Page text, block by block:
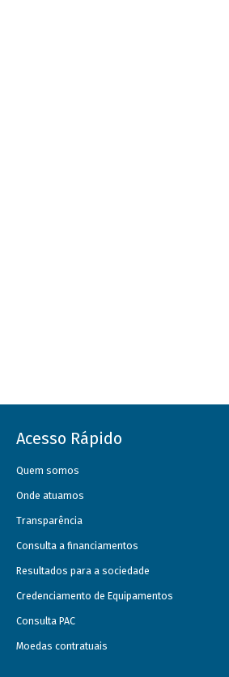
Acesso Rápido
Quem somos
Onde atuamos
Transparência
Consulta a financiamentos
Resultados para a sociedade
Credenciamento de Equipamentos
Consulta PAC
Moedas contratuais